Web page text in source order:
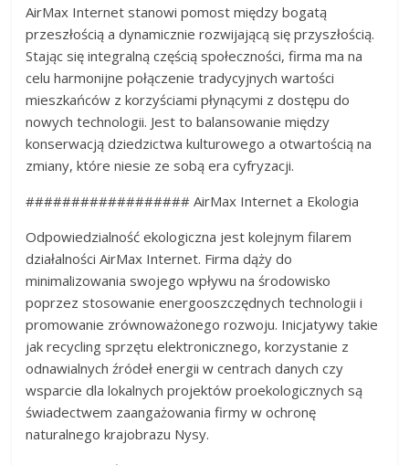
AirMax Internet stanowi pomost między bogatą
przeszłością a dynamicznie rozwijającą się przyszłością.
Stając się integralną częścią społeczności, firma ma na
celu harmonijne połączenie tradycyjnych wartości
mieszkańców z korzyściami płynącymi z dostępu do
nowych technologii. Jest to balansowanie między
konserwacją dziedzictwa kulturowego a otwartością na
zmiany, które niesie ze sobą era cyfryzacji.
################## AirMax Internet a Ekologia
Odpowiedzialność ekologiczna jest kolejnym filarem
działalności AirMax Internet. Firma dąży do
minimalizowania swojego wpływu na środowisko
poprzez stosowanie energooszczędnych technologii i
promowanie zrównoważonego rozwoju. Inicjatywy takie
jak recycling sprzętu elektronicznego, korzystanie z
odnawialnych źródeł energii w centrach danych czy
wsparcie dla lokalnych projektów proekologicznych są
świadectwem zaangażowania firmy w ochronę
naturalnego krajobrazu Nysy.